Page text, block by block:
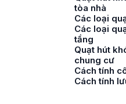
tòa nhà
Các loại
Các loại
tầng
Quạt hút
chung cư
Cách tính
Cách tính